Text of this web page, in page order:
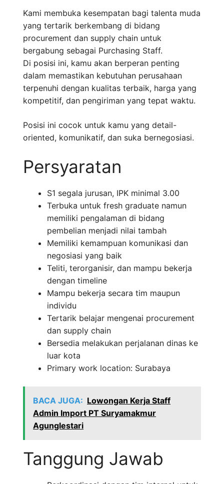
Kami membuka kesempatan bagi talenta muda
yang tertarik berkembang di bidang
procurement dan supply chain untuk
bergabung sebagai Purchasing Staff.
Di posisi ini, kamu akan berperan penting
dalam memastikan kebutuhan perusahaan
terpenuhi dengan kualitas terbaik, harga yang
kompetitif, dan pengiriman yang tepat waktu.
Posisi ini cocok untuk kamu yang detail-
oriented, komunikatif, dan suka bernegosiasi.
Persyaratan
S1 segala jurusan, IPK minimal 3.00
Terbuka untuk fresh graduate namun
memiliki pengalaman di bidang
pembelian menjadi nilai tambah
Memiliki kemampuan komunikasi dan
negosiasi yang baik
Teliti, terorganisir, dan mampu bekerja
dengan timeline
Mampu bekerja secara tim maupun
individu
Tertarik belajar mengenai procurement
dan supply chain
Bersedia melakukan perjalanan dinas ke
luar kota
Primary work location: Surabaya
BACA JUGA: Lowongan Kerja Staff
Admin Import PT Suryamakmur
Agunglestari
Tanggung Jawab